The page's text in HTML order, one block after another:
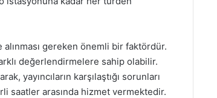
alınması gereken önemli bir faktördür.
değerlendirmelere sahip olabilir.
yayıncıların karşılaştığı sorunları
saatler arasında hizmet vermektedir.